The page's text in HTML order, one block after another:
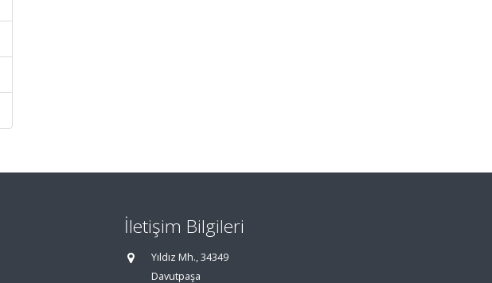
İletişim Bilgileri
Yıldız Mh., 34349
Davutpaşa